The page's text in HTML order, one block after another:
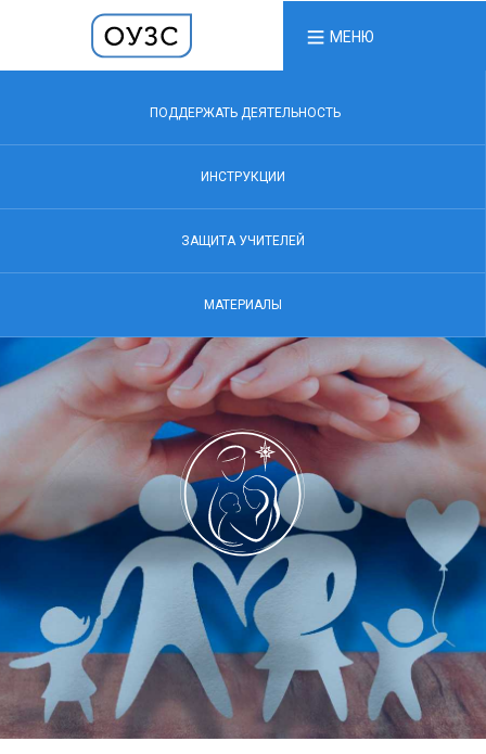
МЕНЮ
ПОДДЕРЖАТЬ ДЕЯТЕЛЬНОСТЬ
ИНСТРУКЦИИ
ЗАЩИТА УЧИТЕЛЕЙ
МАТЕРИАЛЫ